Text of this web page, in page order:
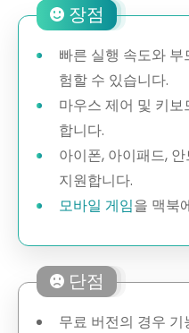
장점
빠른 실행 속도와
험할 수 있습니다.
마우스 제어 및 키
합니다.
아이폰, 아이패드,
지원합니다.
모바일 게임을 맥북
단점
무료 버전의 경우